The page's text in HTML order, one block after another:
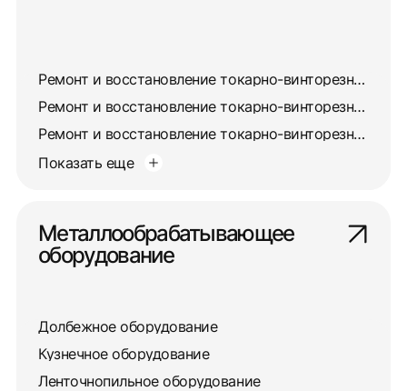
Ремонт и восстановление токарно-винторезного станка 163
Ремонт и восстановление токарно-винторезного станка 165
Ремонт и восстановление токарно-винторезного станка 16А20Ф3
Показать еще
Металлообрабатывающее
оборудование
Долбежное оборудование
Кузнечное оборудование
Ленточнопильное оборудование